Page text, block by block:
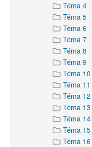
Téma 4
Téma 5
Téma 6
Téma 7
Téma 8
Téma 9
Téma 10
Téma 11
Téma 12
Téma 13
Téma 14
Téma 15
Téma 16